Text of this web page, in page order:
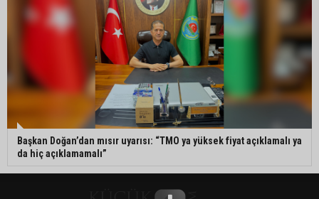
Başkan Doğan’dan mısır uyarısı: “TMO ya yüksek fiyat açıklamalı ya
da hiç açıklamamalı”